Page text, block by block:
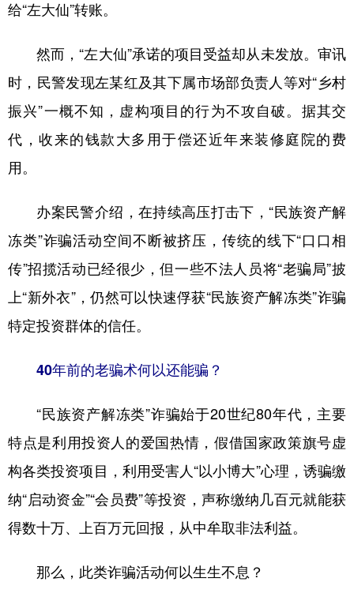
给“左大仙”转账。
然而，“左大仙”承诺的项目受益却从未发放。审讯
时，民警发现左某红及其下属市场部负责人等对“乡村
振兴”一概不知，虚构项目的行为不攻自破。据其交
代，收来的钱款大多用于偿还近年来装修庭院的费
用。
办案民警介绍，在持续高压打击下，“民族资产解
冻类”诈骗活动空间不断被挤压，传统的线下“口口相
传”招揽活动已经很少，但一些不法人员将“老骗局”披
上“新外衣”，仍然可以快速俘获“民族资产解冻类”诈骗
特定投资群体的信任。
40年前的老骗术何以还能骗？
“民族资产解冻类”诈骗始于20世纪80年代，主要
特点是利用投资人的爱国热情，假借国家政策旗号虚
构各类投资项目，利用受害人“以小博大”心理，诱骗缴
纳“启动资金”“会员费”等投资，声称缴纳几百元就能获
得数十万、上百万元回报，从中牟取非法利益。
那么，此类诈骗活动何以生生不息？